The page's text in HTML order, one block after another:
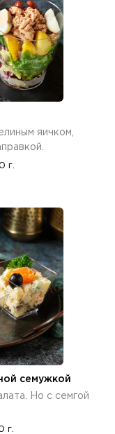
яичком,
г.
семужкой
Но с семгой
г.